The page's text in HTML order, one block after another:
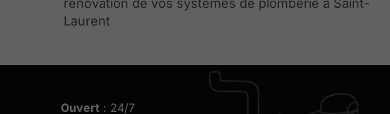
rénovation de vos systèmes de plomberie à Saint-
Laurent
Ouvert: 24/7